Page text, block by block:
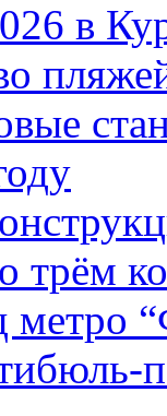
в
трём
метро